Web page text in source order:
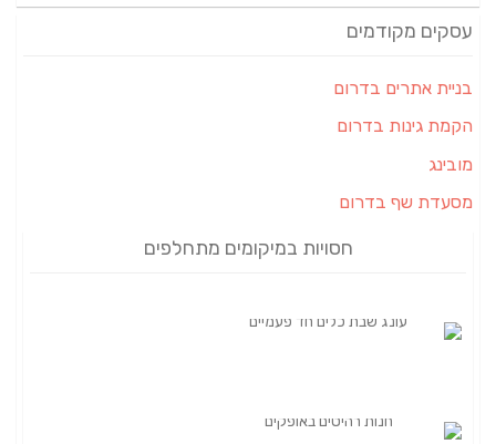
עסקים מקודמים
בניית אתרים בדרום
הקמת גינות בדרום
מובינג
מסעדת שף בדרום
חסויות במיקומים מתחלפים